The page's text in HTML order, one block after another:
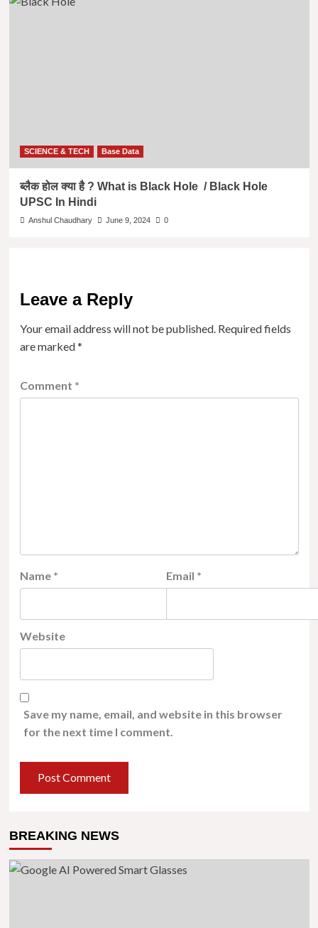
SCIENCE & TECH Base Data
ब्लैक होल क्या है ? What is Black Hole / Black Hole
UPSC In Hindi
Anshul Chaudhary June 9, 2024 0
Leave a Reply
Your email address will not be published. Required fields
are marked*
Comment *
Name * Email *
Website
Save my name, email, and website in this browser
for the next time I comment.
BREAKING NEWS